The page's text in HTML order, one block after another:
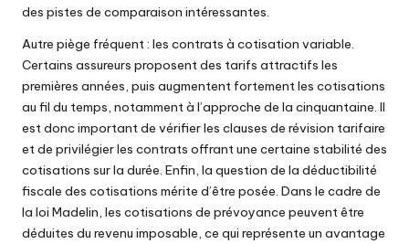
des pistes de comparaison intéressantes.
Autre piège fréquent : les contrats à cotisation variable.
Certains assureurs proposent des tarifs attractifs les
premières années, puis augmentent fortement les cotisations
au fil du temps, notamment à l’approche de la cinquantaine. Il
est donc important de vérifier les clauses de révision tarifaire
et de privilégier les contrats offrant une certaine stabilité des
cotisations sur la durée. Enfin, la question de la déductibilité
fiscale des cotisations mérite d’être posée. Dans le cadre de
la loi Madelin, les cotisations de prévoyance peuvent être
déduites du revenu imposable, ce qui représente un avantage